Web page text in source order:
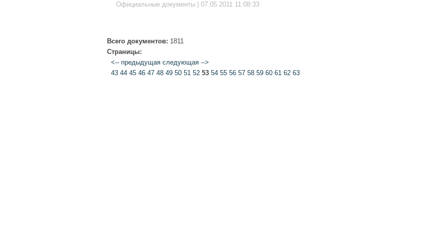
Официальные документы | 07.05.2011 11:08:33
Всего документов: 1811
Страницы:
<-- предыдущая следующая -->
43 44 45 46 47 48 49 50 51 52 53 54 55 56 57 58 59 60 61 62 63